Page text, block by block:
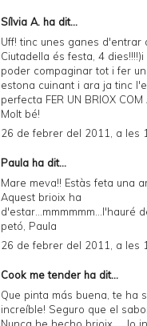
Sílvia A. ha dit...
Uff! tinc unes ganes d'entrar
Ciutadella és festa, 4
poder compaginar tot i fer
estona cuinant i ara ja tinc
perfecta FER UN BRIOX COM
Molt bé!
26 de febrer del 2011, a les
Paula ha dit...
Mare meva!! Estàs feta una
Aquest brioix ha
d'estar...mmmmmm...l'hauré
petó, Paula
26 de febrer del 2011, a les
Cook me tender ha dit...
Que pinta más buena, te ha
increíble! Seguro que el
Nunca he hecho brioix......lo